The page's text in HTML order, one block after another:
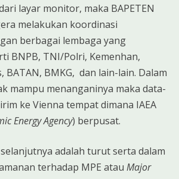
layar monitor, maka BAPETEN
melakukan koordinasi
berbagai lembaga yang
BNPB, TNI/Polri, Kemenhan,
BATAN, BMKG, dan lain-lain. Dalam
mampu menanganinya maka data-
ke Vienna tempat dimana IAEA
Energy Agency) berpusat.
adalah turut serta dalam
terhadap MPE atau Major